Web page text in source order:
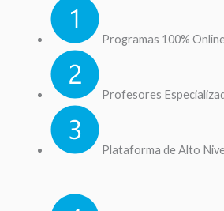
Programas 100%
Profesores
Plataforma de Alto